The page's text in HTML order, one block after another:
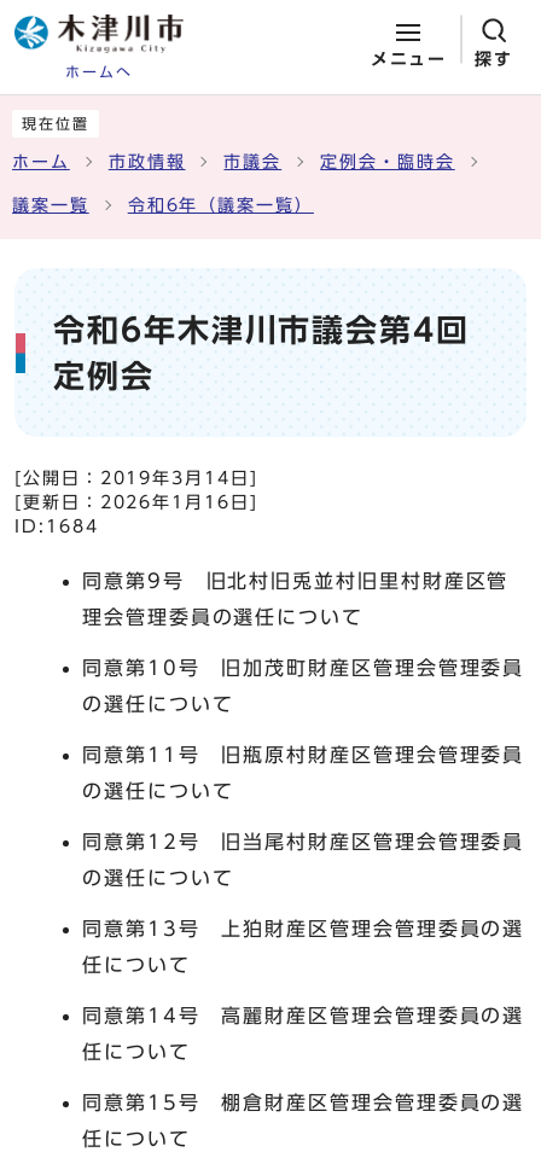
ホームへ
メニュー 探す
現在位置
ホーム 市政情報 市議会 定例会・臨時会
議案一覧 令和6年（議案一覧）
令和6年木津川市議会第4回
定例会
[公開日： 2019年3月14日
[更新日： 2026年1月16日
ID:1684
同意第9号 旧北村旧兎並村旧里村財産区管
理会管理委員の選任について
同意第10号 旧加茂町財産区管理会管理委員
の選任について
同意第11号 旧瓶原村財産区管理会管理委員
の選任について
同意第12号 旧当尾村財産区管理会管理委員
の選任について
同意第13号 上狛財産区管理会管理委員の選
任について
同意第14号 高麗財産区管理会管理委員の選
任について
同意第15号 棚倉財産区管理会管理委員の選
任について